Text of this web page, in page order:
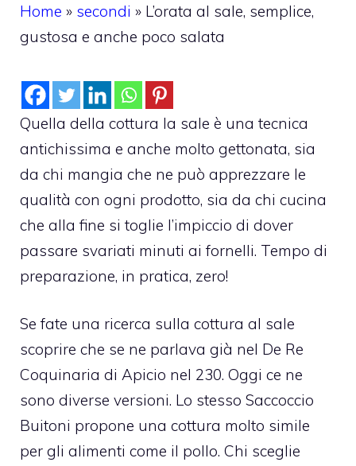
Home » secondi » L’orata al sale, semplice,
gustosa e anche poco salata
Quella della cottura la sale è una tecnica
antichissima e anche molto gettonata, sia
da chi mangia che ne può apprezzare le
qualità con ogni prodotto, sia da chi cucina
che alla fine si toglie l’impiccio di dover
passare svariati minuti ai fornelli. Tempo di
preparazione, in pratica, zero!
Se fate una ricerca sulla cottura al sale
scoprire che se ne parlava già nel De Re
Coquinaria di Apicio nel 230. Oggi ce ne
sono diverse versioni. Lo stesso Saccoccio
Buitoni propone una cottura molto simile
per gli alimenti come il pollo. Chi sceglie